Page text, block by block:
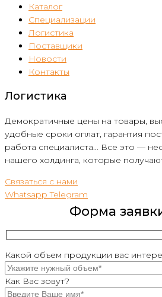
Каталог
Специализации
Логистика
Поставщики
Новости
Контакты
Логистика
Демократичные цены на товары,
удобные сроки оплат, гарантия
работа специалиста… Все это —
нашего холдинга, которые
Связаться с нами
Whatsapp Telegram
Форма
Какой объем продукции вас
Как Вас зовут?